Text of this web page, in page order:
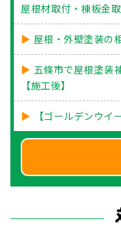
屋根材取付・棟板金
屋根・外壁塗装の
五條市で屋根塗装
【施工後】
【ゴールデンウイ